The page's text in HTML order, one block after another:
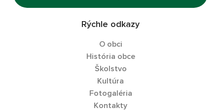
Rýchle odkazy
O obci
História obce
Školstvo
Kultúra
Fotogaléria
Kontakty